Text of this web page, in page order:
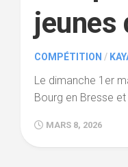
jeunes
COMPÉTITION /
Le dimanche 1er
Bourg en Bresse et
MARS 8, 2026